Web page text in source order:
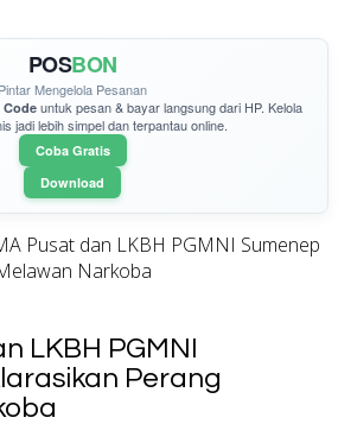
POSBON
Pintar Mengelola Pesanan
Codeuntuk pesan & bayar langsung dari HP. Kelola
jadi lebih simpel dan terpantau online.
Coba Gratis
Download
Pusat dan LKBH PGMNI Sumenep
Narkoba
LKBH PGMNI
Perang